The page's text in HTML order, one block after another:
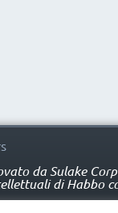
da Sulake
di Habbo